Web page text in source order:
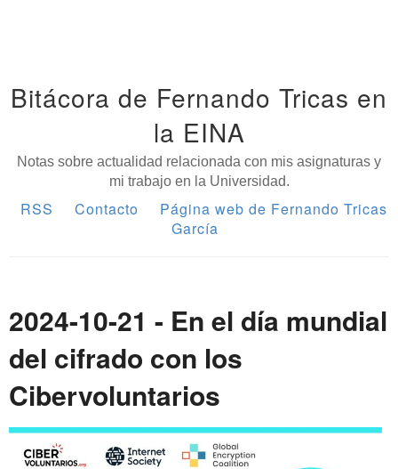
Bitácora de Fernando Tricas en
la EINA
Notas sobre actualidad relacionada con mis asignaturas y
mi trabajo en la Universidad.
RSS Contacto
Página web de Fernando Tricas
García
2024-10-21 - En el día mundial
del cifrado con los
Cibervoluntarios